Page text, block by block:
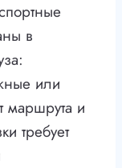
в
или
маршрута и
требует